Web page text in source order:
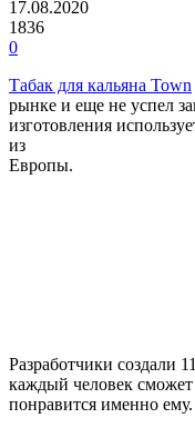
17.08.2020
1836
0
Табак для кальяна Town
рынке и еще не успел
изготовления
из
Европы.
Разработчики создали
каждый человек сможет
понравится именно ему.